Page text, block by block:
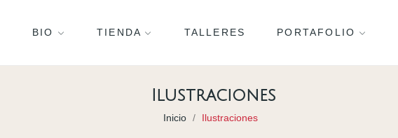
BIO TIENDA TALLERES PORTAFOLIO
Ilustraciones
Inicio Ilustraciones